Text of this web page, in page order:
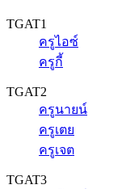
TGAT1
ครูไอซ์
ครูกี้
TGAT2
ครูนายน์
ครูเตย
ครูเจต
TGAT3